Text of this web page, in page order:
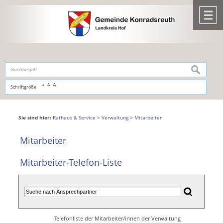
,zur Navigationoderzur Startseitespringen.
Schriftgröße A A A
suchen
Sie sind hier: Rathaus & Service > Verwaltung> Mitarbeiter
Mitarbeiter
Mitarbeiter-Telefon-Liste
Telefonliste der Mitarbeiter/innen der Verwaltung